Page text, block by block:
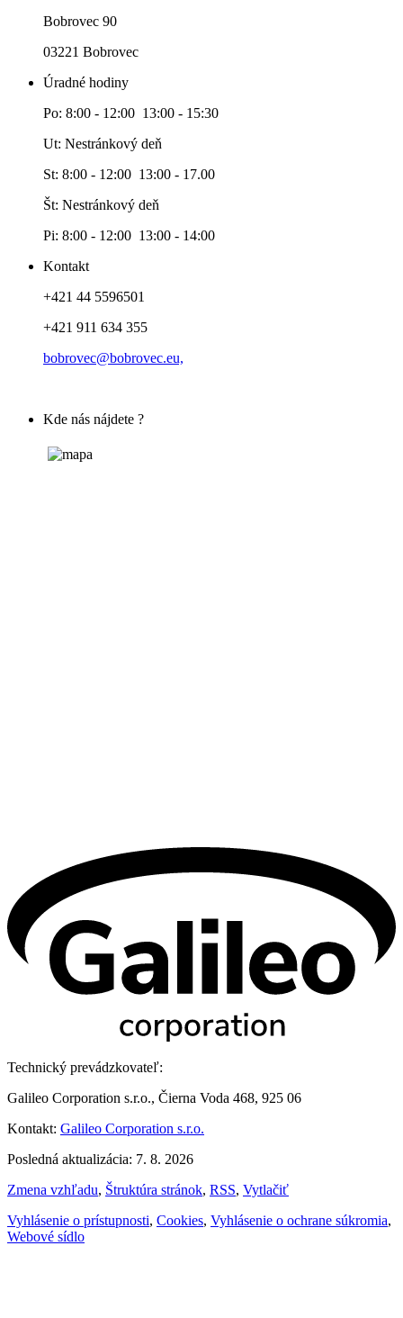
Bobrovec 90
03221 Bobrovec
Úradné hodiny
Po: 8:00 - 12:00 13:00 - 15:30
Ut: Nestránkový deň
St: 8:00 - 12:00 13:00 - 17.00
Št: Nestránkový deň
Pi: 8:00 - 12:00 13:00 - 14:00
Kontakt
+421 44 5596501
+421 911 634 355
bobrovec@bobrovec.eu,
Kde nás nájdete ?
Technický prevádzkovateľ:
Galileo Corporation s.r.o., Čierna Voda 468, 925 06
Kontakt: Galileo Corporation s.r.o.
Posledná aktualizácia: 7. 8. 2026
Zmena vzhľadu, Štruktúra stránok, RSS, Vytlačiť
Vyhlásenie o prístupnosti, Cookies, Vyhlásenie o ochrane súkromia,
Webové sídlo